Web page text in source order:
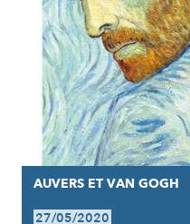
AUVERS ET VAN GOGH
27/05/2020